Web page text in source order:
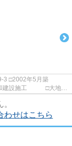
わせはこちら